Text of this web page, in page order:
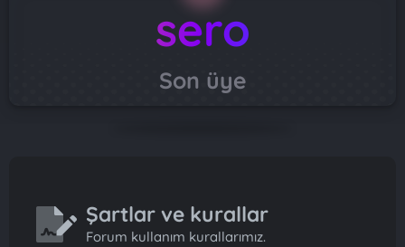
sero
Son üye
Şartlar ve kurallar
Forum kullanım kurallarımız.